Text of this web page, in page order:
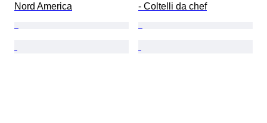
Nord America
- Coltelli da chef